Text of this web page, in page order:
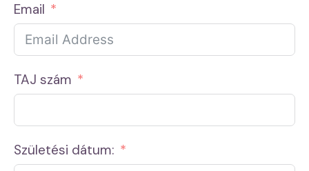
Email
TAJ szám
Születési dátum: